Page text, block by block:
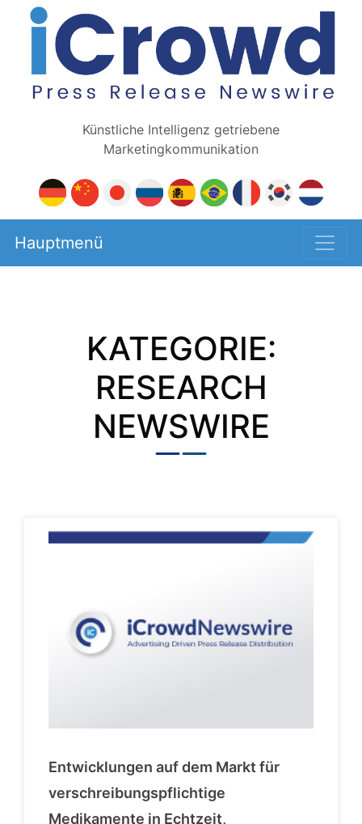
Künstliche Intelligenz getriebene
Marketingkommunikation
Hauptmenü
KATEGORIE:
RESEARCH
NEWSWIRE
Entwicklungen auf dem Markt für
verschreibungspflichtige
Medikamente in Echtzeit,